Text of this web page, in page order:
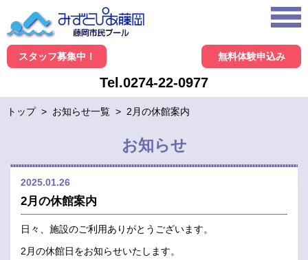
スタッフ募集中！ 無料体験申込み
Tel.0274-22-0977
トップ > お知らせ一覧 > 2月の休館案内
お知らせ
2025.01.26
2月の休館案内
日々、施設のご利用ありがとうございます。
2月の休館日をお知らせいたします。